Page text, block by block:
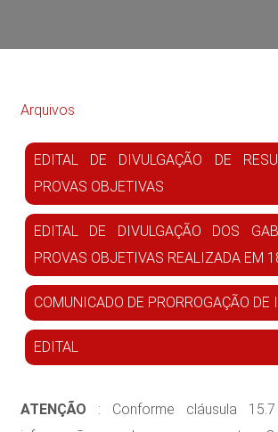
Arquivos
EDITAL DE DIVULGAÇÃO DE
PROVAS OBJETIVAS
EDITAL DE DIVULGAÇÃO DOS
PROVAS OBJETIVAS REALIZADA EM
COMUNICADO DE PRORROGAÇÃO DE
EDITAL
ATENÇÃO : Conforme cláusula